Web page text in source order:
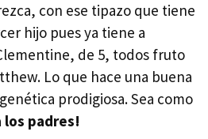
con ese tipazo que tiene
hijo pues ya tiene a
de 5, todos fruto
Lo que hace una buena
prodigiosa. Sea como
los padres!